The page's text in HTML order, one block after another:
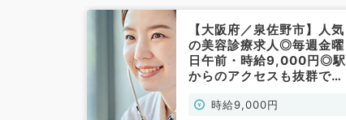
【大阪府／泉佐野市】人気
の美容診療求人◎毎週金曜
日午前・時給9,000円◎駅
からのアクセスも抜群です
時給9,000円